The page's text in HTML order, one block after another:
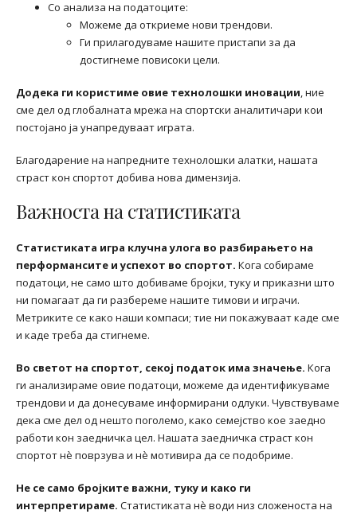
Со анализа на податоците:
Можеме да откриеме нови трендови.
Ги прилагодуваме нашите пристапи за да
достигнеме повисоки цели.
Додека ги користиме овие технолошки иновации, ние
сме дел од глобалната мрежа на спортски аналитичари кои
постојано ја унапредуваат играта.
Благодарение на напредните технолошки алатки, нашата
страст кон спортот добива нова димензија.
Важноста на статистиката
Статистиката игра клучна улога во разбирањето на
перформансите и успехот во спортот. Кога собираме
податоци, не само што добиваме бројки, туку и приказни што
ни помагаат да ги разбереме нашите тимови и играчи.
Метриките се како наши компаси; тие ни покажуваат каде сме
и каде треба да стигнеме.
Во светот на спортот, секој податок има значење. Кога
ги анализираме овие податоци, можеме да идентификуваме
трендови и да донесуваме информирани одлуки. Чувствуваме
дека сме дел од нешто поголемо, како семејство кое заедно
работи кон заедничка цел. Нашата заедничка страст кон
спортот нè поврзува и нè мотивира да се подобриме.
Не се само бројките важни, туку и како ги
интерпретираме. Статистиката нè води низ сложеноста на